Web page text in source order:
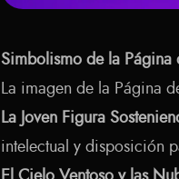
Simbolismo de la Página
La imagen de la Página
La Joven Figura
intelectual y disposición